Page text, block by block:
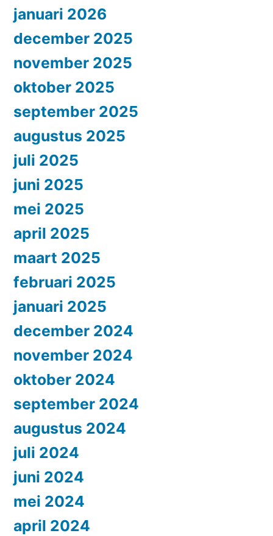
januari 2026
december 2025
november 2025
oktober 2025
september 2025
augustus 2025
juli 2025
juni 2025
mei 2025
april 2025
maart 2025
februari 2025
januari 2025
december 2024
november 2024
oktober 2024
september 2024
augustus 2024
juli 2024
juni 2024
mei 2024
april 2024